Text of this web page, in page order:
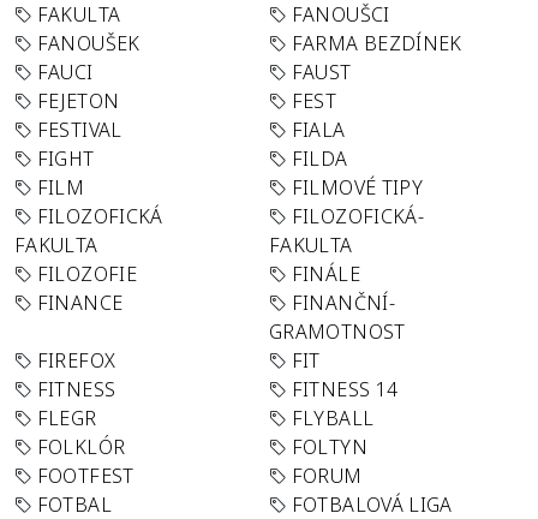
FAKULTA
FANOUŠCI
FANOUŠEK
FARMA BEZDÍNEK
FAUCI
FAUST
FEJETON
FEST
FESTIVAL
FIALA
FIGHT
FILDA
FILM
FILMOVÉ TIPY
FILOZOFICKÁ
FAKULTA
FILOZOFICKÁ-
FAKULTA
FILOZOFIE
FINÁLE
FINANCE
FINANČNÍ-
GRAMOTNOST
FIREFOX
FIT
FITNESS
FITNESS 14
FLEGR
FLYBALL
FOLKLÓR
FOLTYN
FOOTFEST
FORUM
FOTBAL
FOTBALOVÁ LIGA